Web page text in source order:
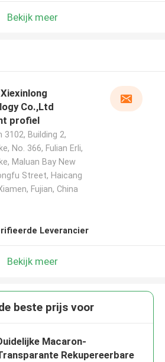
Bekijk meer
profiel
3102, Building 2,
No. 366, Fulian Erli,
Maluan Bay New
Street, Haicang
Fujian, China
Leverancier
Bekijk meer
beste prijs voor
Macaron-
Rekupereerbare